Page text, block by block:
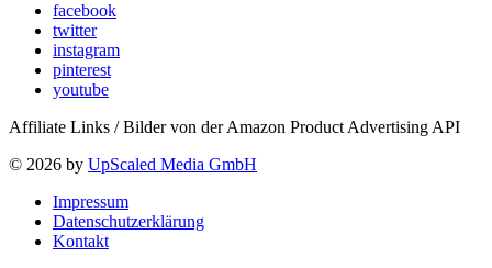
facebook
twitter
instagram
pinterest
youtube
Affiliate Links / Bilder von der Amazon Product Advertising API
© 2026 by UpScaled Media GmbH
Impressum
Datenschutzerklärung
Kontakt